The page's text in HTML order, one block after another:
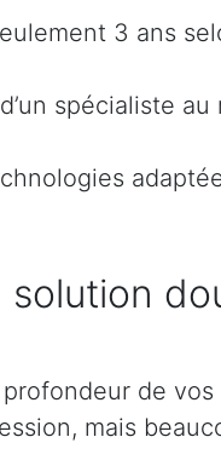
3 ans
spécialiste au
solution
de
mais